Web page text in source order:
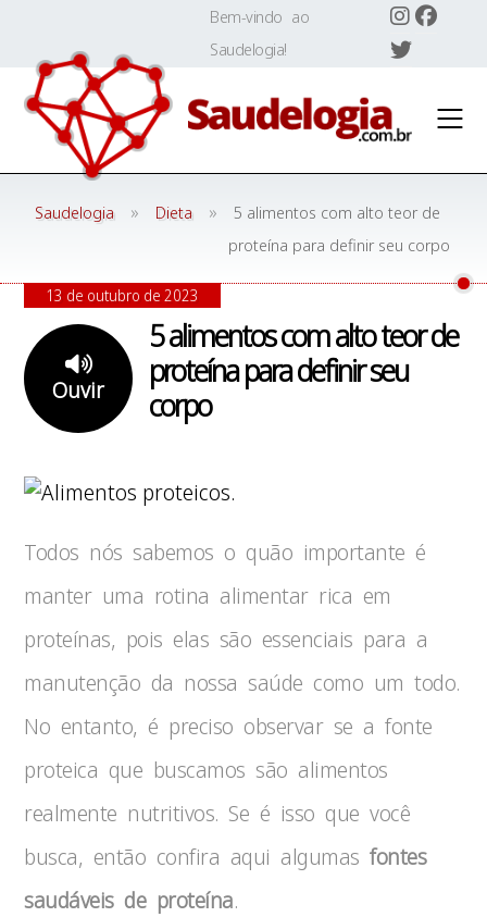
content
Bem-vindo ao
Saudelogia!
Saudelogia » Dieta »
5 alimentos com alto teor de
proteína para definir seu corpo
5 alimentos com alto teor de
proteína para definir seu
corpo
Ouvir
13 de outubro de 2023
Todos nós sabemos o quão importante é
manter uma rotina alimentar rica em
proteínas, pois elas são essenciais para a
manutenção da nossa saúde como um todo.
No entanto, é preciso observar se a fonte
proteica que buscamos são alimentos
realmente nutritivos. Se é isso que você
busca, então confira aqui algumasfontes
saudáveis de proteína.